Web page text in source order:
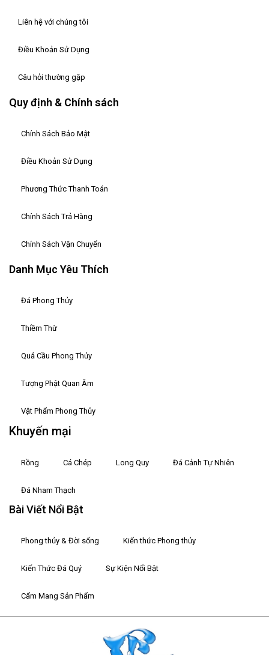
Liên hệ với chúng tôi
Điều Khoản Sử Dụng
Câu hỏi thường gặp
Quy định & Chính sách
Chính Sách Bảo Mật
Điều Khoản Sử Dụng
Phương Thức Thanh Toán
Chính Sách Trả Hàng
Chính Sách Vận Chuyển
Danh Mục Yêu Thích
Đá Phong Thủy
Thiềm Thừ
Quả Cầu Phong Thủy
Tượng Phật Quan Âm
Vật Phẩm Phong Thủy
Khuyến mại
Rồng Cá Chép Long Quy Đá Cảnh Tự Nhiên
Đá Nham Thạch
Bài Viết Nổi Bật
Phong thủy & Đời sống Kiến thức Phong thủy
Kiến Thức Đá Quý Sự Kiện Nổi Bật
Cẩm Mang Sản Phẩm